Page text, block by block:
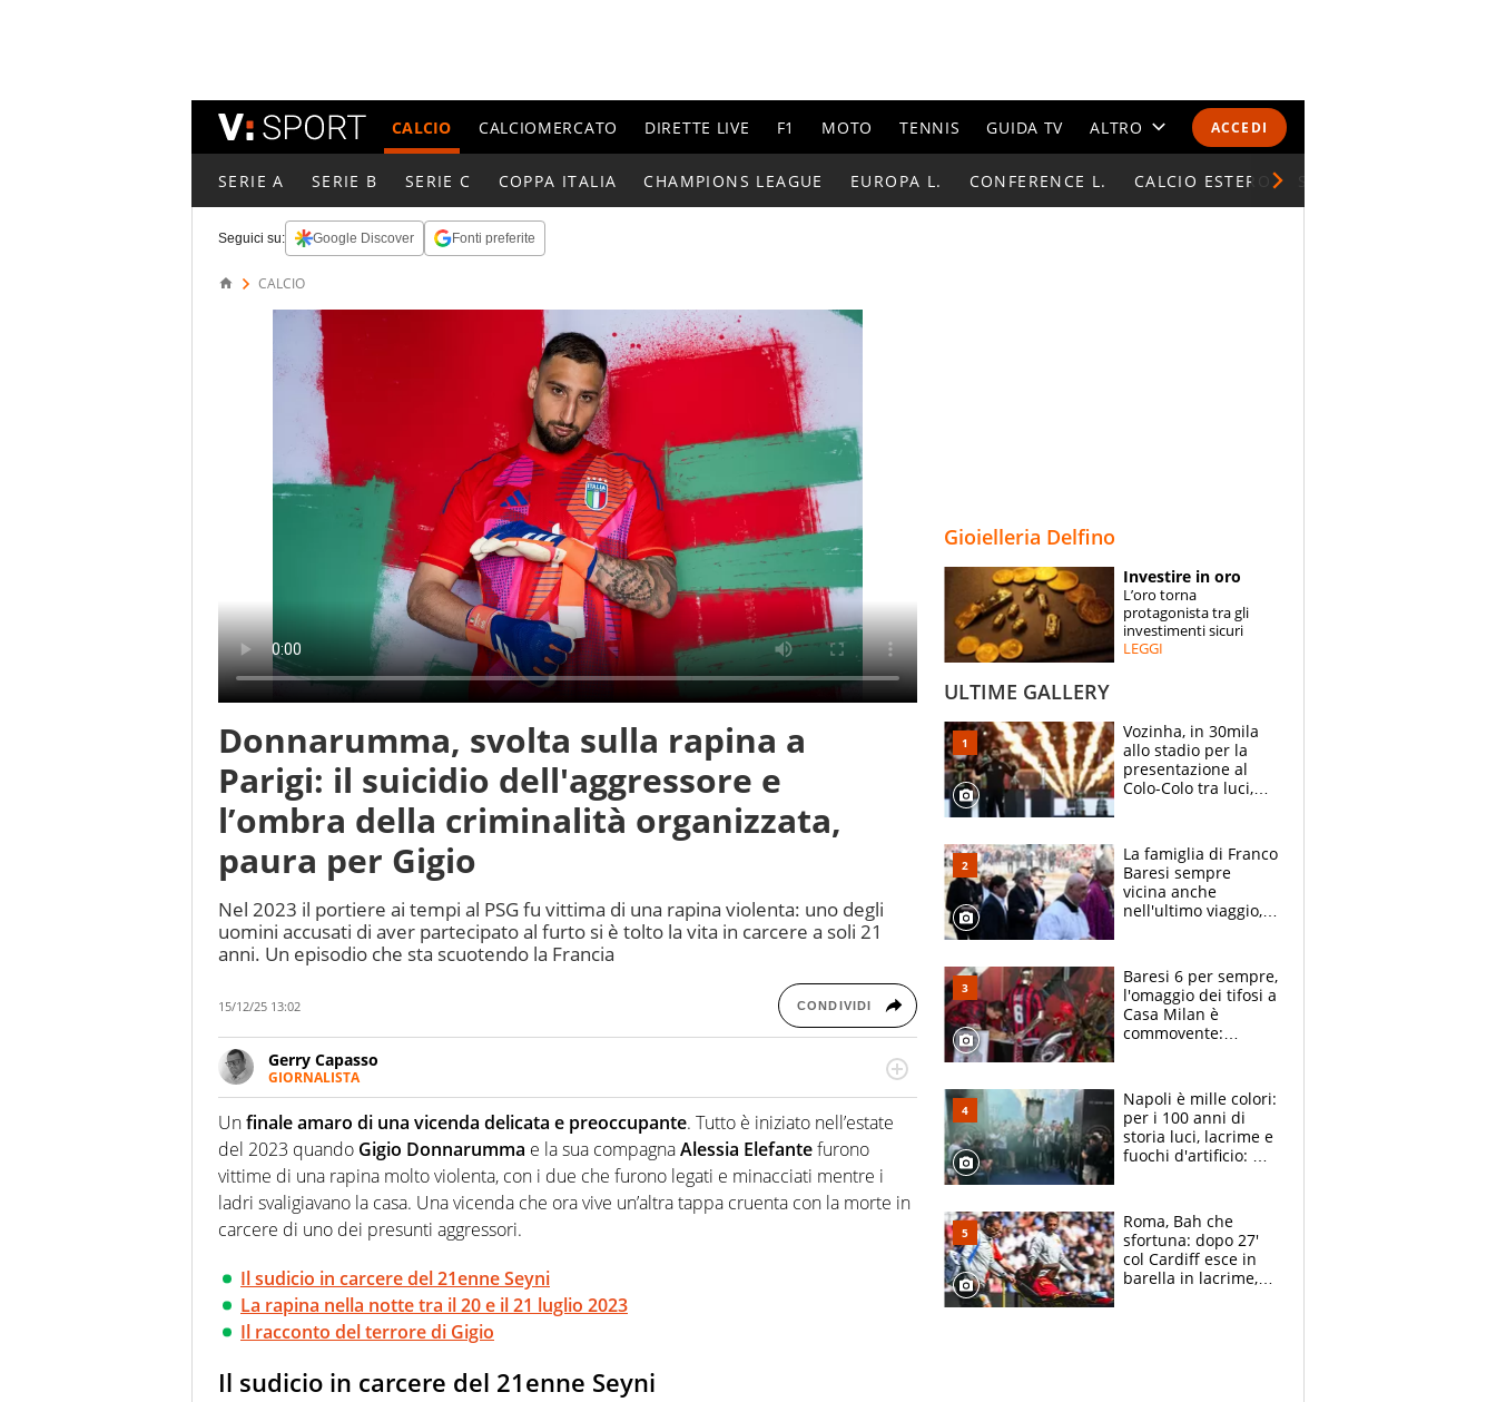
ACCEDI
CALCIO CALCIOMERCATO DIRETTE LIVE F1 MOTO TENNIS GUIDA TV ALTRO
CALENDARI E CLASSIFICHE
ESPERTI
CONTATTI
SERIE A SERIE B SERIE C COPPA ITALIA CHAMPIONS LEAGUE EUROPA L. CONFERENCE L. CALCIO ESTERO
Seguici su: Google Discover Fonti preferite
CALCIO
Donnarumma, svolta sulla rapina a
Parigi: il suicidio dell'aggressore e
l’ombra della criminalità organizzata,
paura per Gigio
Nel 2023 il portiere ai tempi al PSG fu vittima di una rapina violenta: uno degli
uomini accusati di aver partecipato al furto si è tolto la vita in carcere a soli 21
anni. Un episodio che sta scuotendo la Francia
15/12/25 13:02 CONDIVIDI
Gerry Capasso
GIORNALISTA
Per lui gli sport americani non hanno segreti: basket, football, baseball e la capacità
innata di trovare la notizia dove altri non vedono granché
Unfinale amaro di una vicenda delicata e preoccupante. Tutto è iniziato nell’estate
del 2023 quando Gigio Donnarumma e la sua compagnaAlessia Elefantefurono
vittime di una rapina molto violenta, con i due che furono legati e minacciati mentre i
ladri svaligiavano la casa. Una vicenda che ora vive un’altra tappa cruenta con la morte in
carcere di uno dei presunti aggressori.
Il sudicio in carcere del 21enne Seyni
La rapina nella notte tra il 20 e il 21 luglio 2023
Il racconto del terrore di Gigio
Il sudicio in carcere del 21enne Seyni
Gioielleria Delfino
Investire in oro
L’oro torna
protagonista tra gli
investimenti sicuri
LEGGI
ULTIME GALLERY
Vozinha, in 30mila
allo stadio per la
presentazione al
Colo-Colo tra luci,
La famiglia di Franco
Baresi sempre
vicina anche
nell'ultimo viaggio,
circondati
dall'affetto dei tifosi
Baresi 6 per sempre,
l'omaggio dei tifosi a
Casa Milan è
commovente:
bigliettini
Napoli è mille colori:
per i 100 anni di
storia luci, lacrime e
fuochi d'artificio: De
Roma, Bah che
sfortuna: dopo 27'
col Cardiff esce in
barella in lacrime,